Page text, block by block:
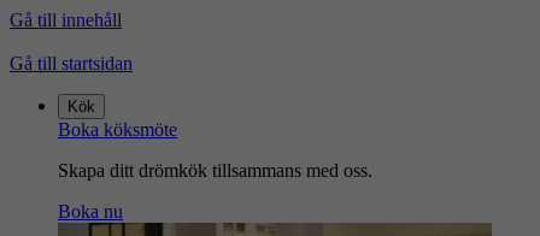
Gå till innehåll
Gå till startsidan
Kök
Boka köksmöte
Skapa ditt drömkök tillsammans med oss.
Boka nu